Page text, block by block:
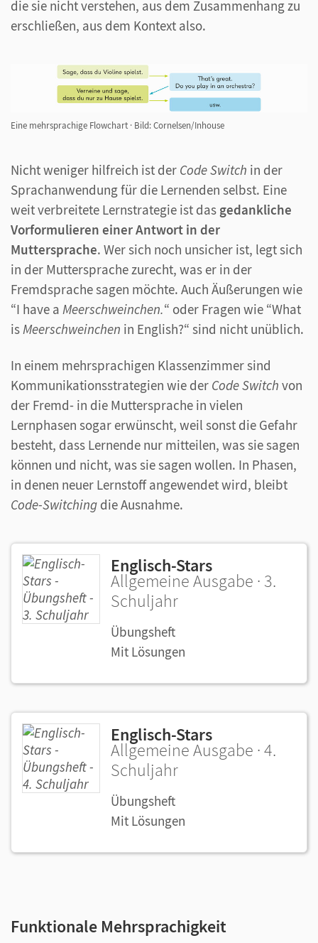
die sie nicht verstehen, aus dem Zusammenhang zu
erschließen, aus dem Kontext also.
Eine mehrsprachige Flowchart · Bild: Cornelsen/Inhouse
Nicht weniger hilfreich ist der Code Switch in der
Sprachanwendung für die Lernenden selbst. Eine
weit verbreitete Lernstrategie ist das gedankliche
Vorformulieren einer Antwort in der
Muttersprache. Wer sich noch unsicher ist, legt sich
in der Muttersprache zurecht, was er in der
Fremdsprache sagen möchte. Auch Äußerungen wie
“I have a Meerschweinchen.“ oder Fragen wie “What
is Meerschweinchen in English?“ sind nicht unüblich.
In einem mehrsprachigen Klassenzimmer sind
Kommunikationsstrategien wie der Code Switch von
der Fremd- in die Muttersprache in vielen
Lernphasen sogar erwünscht, weil sonst die Gefahr
besteht, dass Lernende nur mitteilen, was sie sagen
können und nicht, was sie sagen wollen. In Phasen,
in denen neuer Lernstoff angewendet wird, bleibt
Code-Switching die Ausnahme.
Englisch-Stars
Allgemeine Ausgabe · 3.
Schuljahr
Übungsheft
Mit Lösungen
Englisch-Stars
Allgemeine Ausgabe · 4.
Schuljahr
Übungsheft
Mit Lösungen
Funktionale Mehrsprachigkeit